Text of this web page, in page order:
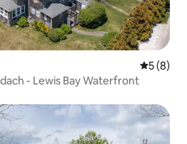
5 (8)
- Lewis Bay Waterfront